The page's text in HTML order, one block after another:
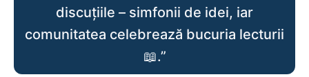
discuțiile – simfonii de idei, iar
comunitatea celebrează bucuria lecturii
📖.”